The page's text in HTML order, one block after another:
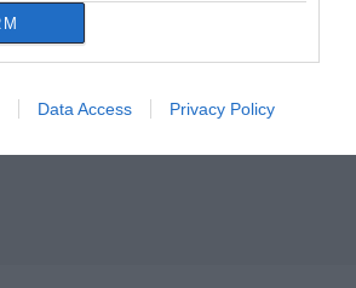
Data Access Privacy Policy